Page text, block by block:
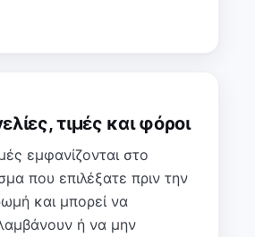
τιμές και φόροι
εμφανίζονται στο
που επιλέξατε πριν την
και μπορεί να
ή να μην